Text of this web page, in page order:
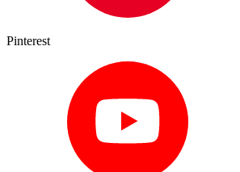
Pinterest